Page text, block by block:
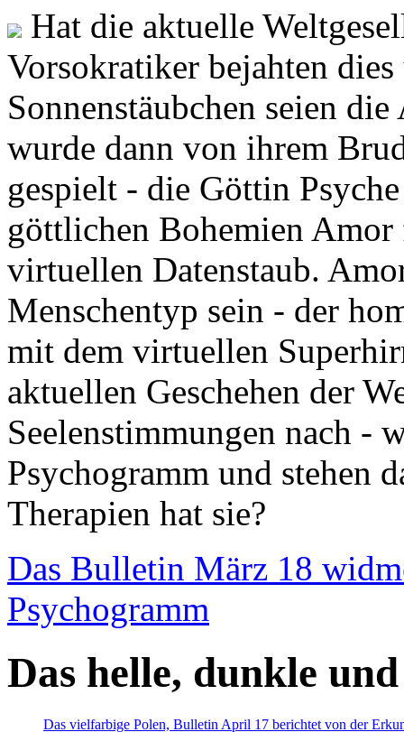
Hat die aktuelle
Vorsokratiker bejahten
Sonnenstäubchen seien
wurde dann von ihrem
gespielt - die Göttin
göttlichen Bohemien
virtuellen Datenstaub.
Menschentyp sein - der
mit dem virtuellen
aktuellen Geschehen der
Seelenstimmungen nach -
Psychogramm und stehen
Therapien hat sie?
Das Bulletin März 18
Psychogramm
Das helle, dunkle
Das vielfarbige Polen, Bulletin April 17 berichtet von der